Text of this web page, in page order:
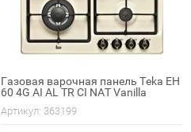
Газовая варочная панель Teka EH
60 4G AI AL TR CI NAT Vanilla
Артикул: 363199